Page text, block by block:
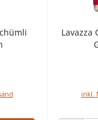
Lavazza
inkl.